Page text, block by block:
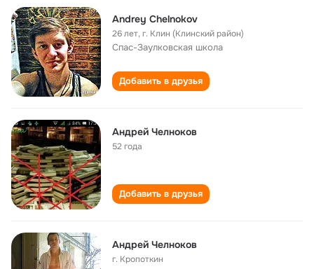
Аndrey Chelnokov
26 лет,г. Клин (Клинский район)
Спас-Заулковская школа
Добавить в друзья
Андрей Челноков
52 года
Добавить в друзья
Андрей Челноков
г. Кропоткин